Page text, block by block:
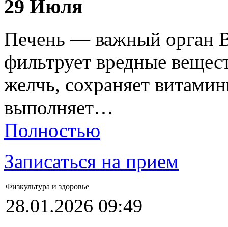
29 Июля
Печень — важный орган
фильтрует вредные
желчь, сохраняет
выполняет…
Полностью
Записаться на прием
Физкультура и здоровье
28.01.2026 09:49